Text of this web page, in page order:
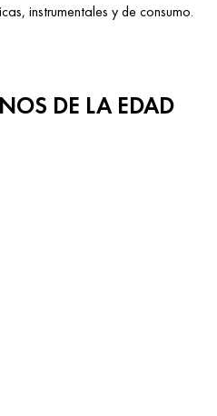
instrumentales y de consumo.
DE LA EDAD